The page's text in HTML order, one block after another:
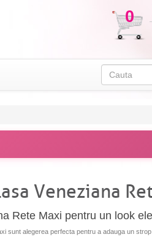
0
Veneziana
Rete Maxi pentru un look
sunt alegerea perfecta pentru a adauga un